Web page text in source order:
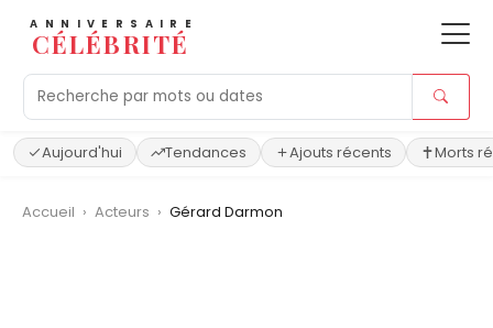
ANNIVERSAIRE
CÉLÉBRITÉ
Aujourd'hui Tendances Ajouts récents Morts
Accueil › Acteurs › Gérard Darmon